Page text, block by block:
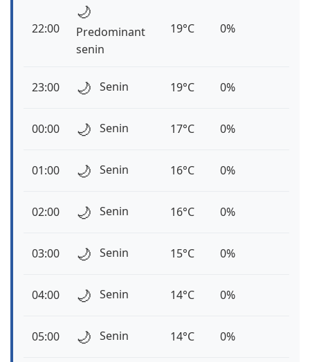
22:00
🌙
Predominant
senin
19°C 0%
23:00 🌙 Senin 19°C 0%
00:00 🌙 Senin 17°C 0%
01:00 🌙 Senin 16°C 0%
02:00 🌙 Senin 16°C 0%
03:00 🌙 Senin 15°C 0%
04:00 🌙 Senin 14°C 0%
05:00 🌙 Senin 14°C 0%